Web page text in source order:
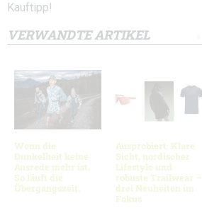
Kauftipp!
VERWANDTE ARTIKEL
Wenn die
Dunkelheit keine
Ausrede mehr ist.
So läuft die
Übergangszeit.
Ausprobiert: Klare
Sicht, nordischer
Lifestyle und
robuste Trailwear –
drei Neuheiten im
Fokus